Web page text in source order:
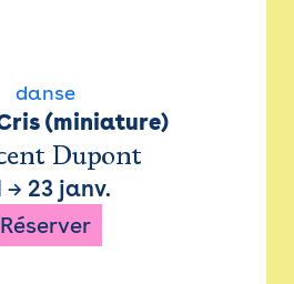
danse
(miniature)
Dupont
→ 23 janv.
Réserver